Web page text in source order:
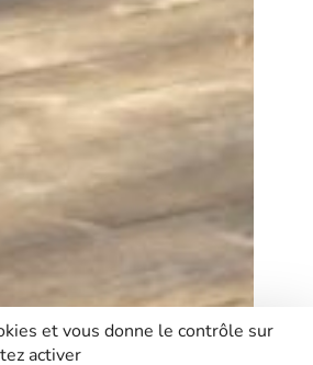
et vous donne le contrôle sur
activer